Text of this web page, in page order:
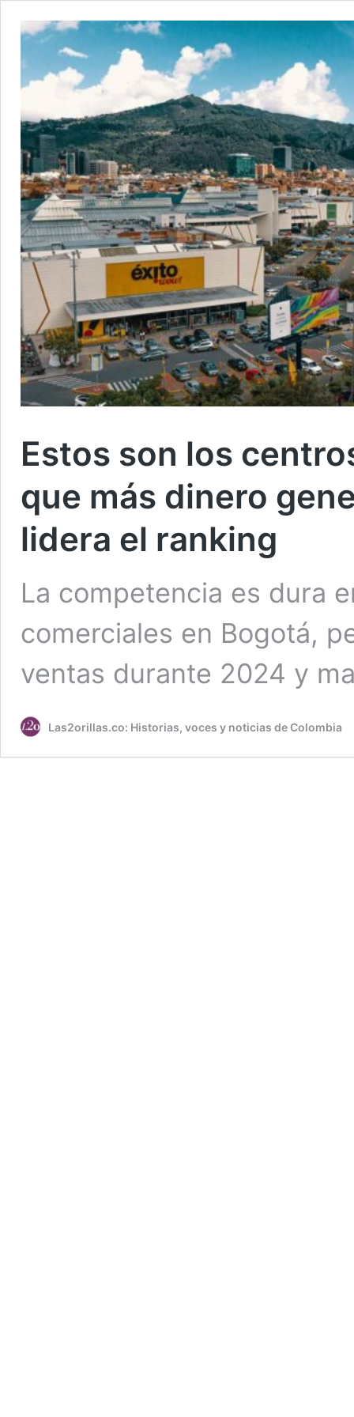
Estos son los
que más dinero
lidera el ranking
La competencia es dura
comerciales en Bogotá,
ventas durante 2024 y
Las2orillas.co: Historias, voces y noticias de Colombia